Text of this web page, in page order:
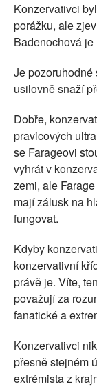
Konzervativci
porážku, ale
Badenochová
Je
usilovně snaží
Dobře,
pravicových
se Farageovi
vyhrát v
zemi, ale
mají zálusk na
fungovat.
Kdyby
konzervativní
právě je. Víte,
považují za
fanatické a
Konzervativci
přesně stejném
extrémista z